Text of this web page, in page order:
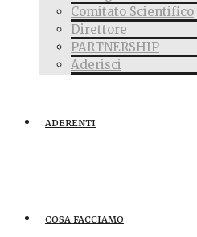
Comitato Scientifico
Direttore
PARTNERSHIP
Aderisci
ADERENTI
COSA FACCIAMO